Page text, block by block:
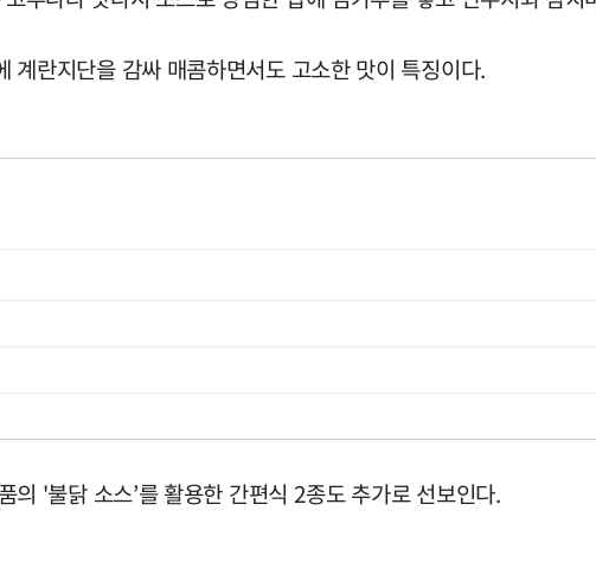
란지단을 감싸 매콤하면서도 고소한 맛이 특징이다.
'불닭 소스’를 활용한 간편식 2종도 추가로 선보인다.